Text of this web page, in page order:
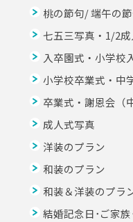
桃の節句/ 端午の
七五三写真・1/2成
入卒園式・小学校
小学校卒業式・中
卒業式・謝恩会（
成人式写真
洋装のプラン
和装のプラン
和装＆洋装のプラ
結婚記念日･ご家